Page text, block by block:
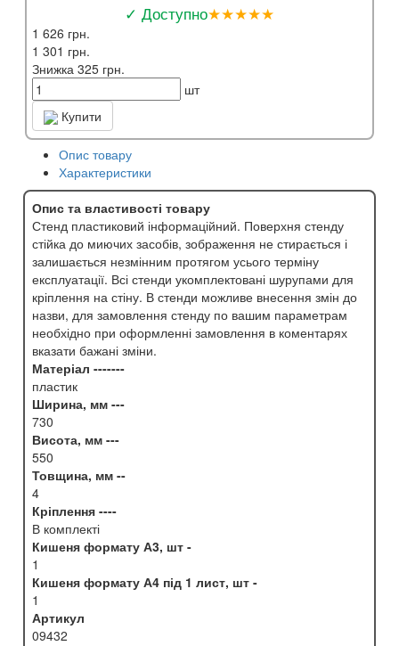
✓ Доступно★★★★★
1 626 грн.
1 301 грн.
Знижка 325 грн.
шт
Купити
Опис товару
Характеристики
Опис та властивості товару
Стенд пластиковий інформаційний. Поверхня стенду
стійка до миючих засобів, зображення не стирається і
залишається незмінним протягом усього терміну
експлуатації. Всі стенди укомплектовані шурупами для
кріплення на стіну. В стенди можливе внесення змін до
назви, для замовлення стенду по вашим параметрам
необхідно при оформленні замовлення в коментарях
вказати бажані зміни.
Матеріал -------
пластик
Ширина, мм ---
730
Висота, мм ---
550
Товщина, мм --
4
Кріплення ----
В комплекті
Кишеня формату А3, шт -
1
Кишеня формату А4 під 1 лист, шт -
1
Артикул
09432